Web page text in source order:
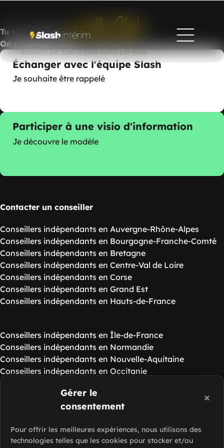
Gérer le
consentement
Pour offrir les meilleures expériences, nous utilisons des
technologies telles que les cookies pour stocker et/ou
Accueil/De 2250 à 3300 euros par mois
Tu veux devenirconseiller Slash
On t'explique tout
Échanger avec l'équipe Slash
Je souhaite être rappelé
Participer à une visio d'information
Je découvre le modèle
Contacter un conseiller
Conseillers indépendants en Auvergne-Rhône-Alpes
Conseillers indépendants en Bourgogne-Franche-Comté
Conseillers indépendants en Bretagne
Conseillers indépendants en Centre-Val de Loire
Conseillers indépendants en Corse
Conseillers indépendants en Grand Est
Conseillers indépendants en Hauts-de-France
Conseillers indépendants en Île-de-France
Conseillers indépendants en Normandie
Conseillers indépendants en Nouvelle-Aquitaine
Conseillers indépendants en Occitanie
Conseillers indépendants en Provence-Alpes-Côte d'Azur
Ressources de Slash Intérim
Voir nos guides
Foire aux questions